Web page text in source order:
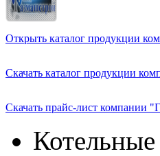
Открыть каталог продукции
Скачать каталог продукции
Скачать прайс-лист компании